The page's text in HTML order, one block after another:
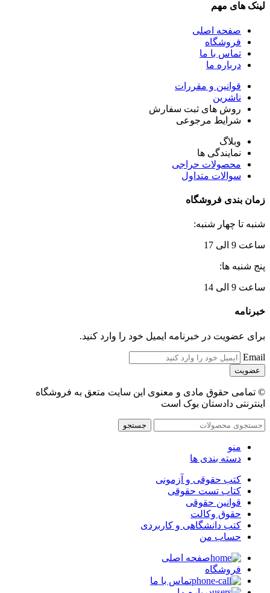
لینک های مهم
صفحه اصلی
فروشگاه
تماس با ما
درباره ما
قوانین و مقررات
ناشرین
روش های ثبت سفارش
شرایط مرجوعی
وبلاگ
نمایندگی ها
محصولات حراجی
سوالات متداول
زمان بندی فروشگاه
شنبه تا چهار شنبه:
ساعت 9 الی 17
پنج شنبه ها:
ساعت 9 الی 14
خبرنامه
برای عضویت در خبرنامه ایمیل خود را وارد کنید.
Email
© تمامی حقوق مادی و معنوی این سایت متعق به فروشگاه
اینترنتی دادستان بوک است
جستجو
منو
دسته بندی ها
کتب حقوقی و آزمونی
کتاب تست حقوقی
قوانین حقوقی
حقوق وکالت
کتب دانشگاهی و کاربردی
حساب من
صفحه اصلی
فروشگاه
تماس با ما